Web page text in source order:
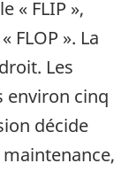
« FLIP »,
FLOP ». La
Les
environ cinq
décide